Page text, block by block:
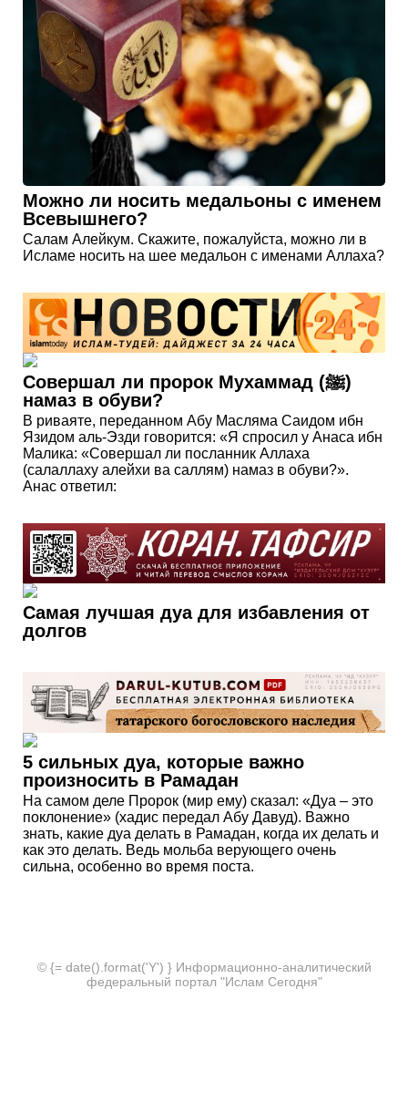
Можно ли носить медальоны с именем
Всевышнего?
Салам Алейкум. Скажите, пожалуйста, можно ли в
Исламе носить на шее медальон с именами Аллаха?
Совершал ли пророк Мухаммад (ﷺ)
намаз в обуви?
В риваяте, переданном Абу Масляма Саидом ибн
Язидом аль-Эзди говорится: «Я спросил у Анаса ибн
Малика: «Совершал ли посланник Аллаха
(салаллаху алейхи ва саллям) намаз в обуви?».
Анас ответил:
Самая лучшая дуа для избавления от
долгов
5 сильных дуа, которые важно
произносить в Рамадан
На самом деле Пророк (мир ему) сказал: «Дуа – это
поклонение» (хадис передал Абу Давуд). Важно
знать, какие дуа делать в Рамадан, когда их делать и
как это делать. Ведь мольба верующего очень
сильна, особенно во время поста.
© {= date().format('Y') } Информационно-аналитический
федеральный портал "Ислам Сегодня"